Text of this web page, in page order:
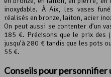
inoxydable. À Aix, les vases
réalisés en bronze, laiton, acier
On peut aussi se contenter d’un
185 €. Précisons que le prix des
jusqu’à 280 € tandis que les pots
55 €.
Conseils pour